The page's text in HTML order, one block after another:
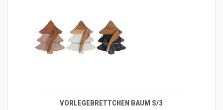
VORLEGEBRETTCHEN BAUM S/3